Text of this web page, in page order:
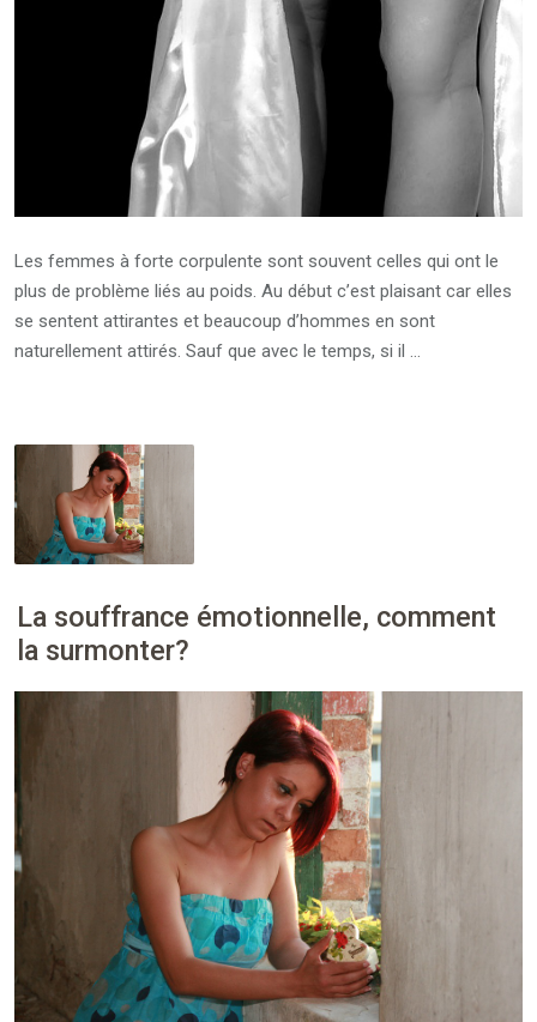
Les femmes à forte corpulente sont souvent celles qui ont le
plus de problème liés au poids. Au début c’est plaisant car elles
se sentent attirantes et beaucoup d’hommes en sont
naturellement attirés. Sauf que avec le temps, si il …
La souffrance émotionnelle, comment
la surmonter?